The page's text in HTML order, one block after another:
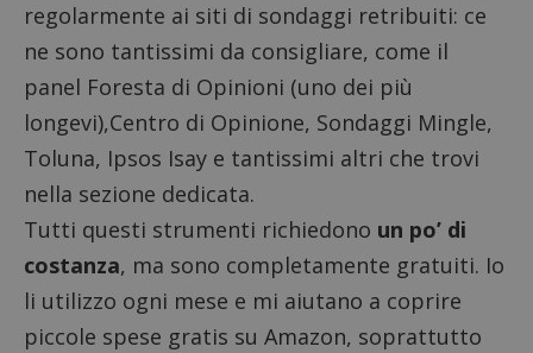
regolarmente ai siti di sondaggi retribuiti: ce
ne sono tantissimi da consigliare, come il
panel Foresta di Opinioni (uno dei più
longevi),Centro di Opinione, Sondaggi Mingle,
Toluna, Ipsos Isay e tantissimi altri che trovi
nella sezione dedicata.
Tutti questi strumenti richiedono un po’ di
costanza, ma sono completamente gratuiti. Io
li utilizzo ogni mese e mi aiutano a coprire
piccole spese gratis su Amazon, soprattutto